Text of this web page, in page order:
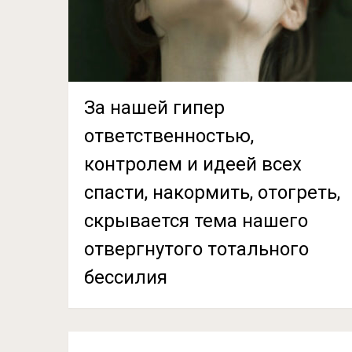
За нашей гипер
ответственностью,
контролем и идеей всех
спасти, накормить, отогреть,
скрывается тема нашего
отвергнутого тотального
бессилия